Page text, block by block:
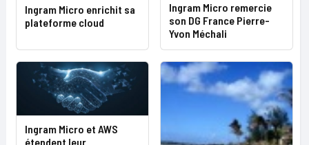
Ingram Micro enrichit sa
plateforme cloud
Ingram Micro remercie
son DG France Pierre-
Yvon Méchali
Ingram Micro et AWS
étendent leur